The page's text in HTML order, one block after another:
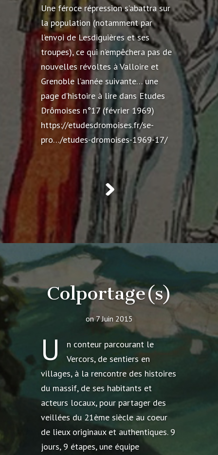
Une féroce répression s’abattra sur
la population (notamment par
l’envoi de Lesdiguières et ses
troupes), ce qui n’empêchera pas de
nouvelles révoltes à Valloire et
Grenoble l’année suivante… une
page d’histoire à lire dans Etudes
Drômoises n°17 (février 1969)
https://etudesdromoises.fr/se-
pro…/etudes-dromoises-1969-17/
Colportage(s)
on 7 Juin 2015
U
n conteur parcourant le
Vercors, de sentiers en
villages, à la rencontre des histoires
du massif, de ses habitants et
acteurs locaux, pour partager des
veillées du 21ème siècle au coeur
de lieux originaux et authentiques. 9
jours, 9 étapes, une équipe